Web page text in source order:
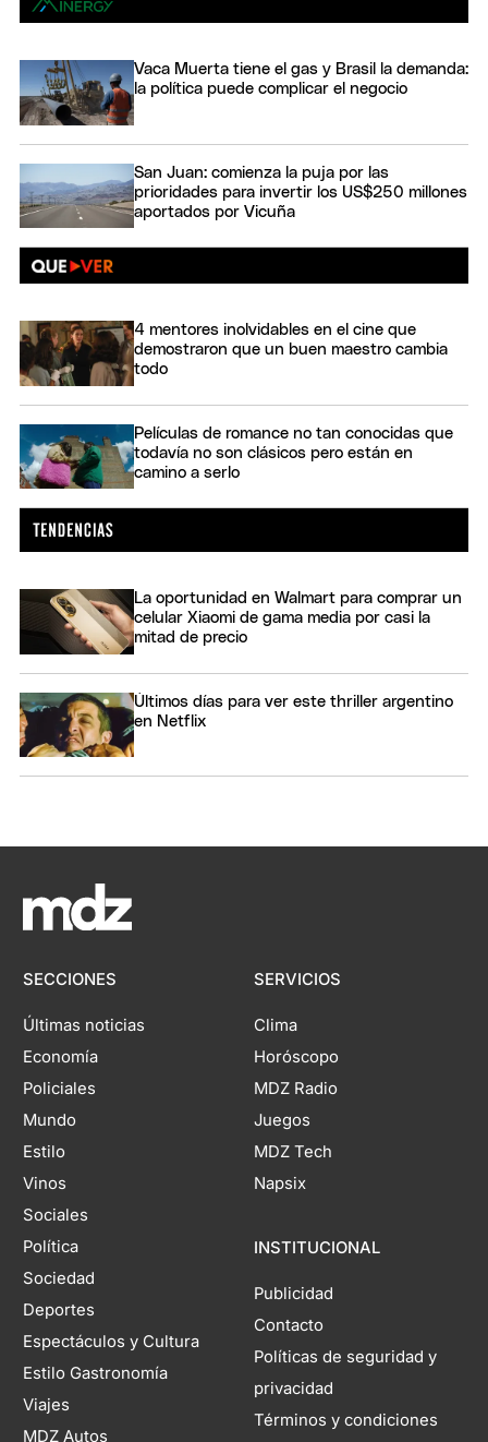
Vaca Muerta tiene el gas y Brasil la demanda:
la política puede complicar el negocio
San Juan: comienza la puja por las
prioridades para invertir los US$250 millones
aportados por Vicuña
4 mentores inolvidables en el cine que
demostraron que un buen maestro cambia
todo
Películas de romance no tan conocidas que
todavía no son clásicos pero están en
camino a serlo
La oportunidad en Walmart para comprar un
celular Xiaomi de gama media por casi la
mitad de precio
Últimos días para ver este thriller argentino
en Netflix
SECCIONES
Últimas noticias
Economía
Policiales
Mundo
Estilo
Vinos
Sociales
Política
Sociedad
Deportes
Espectáculos y Cultura
Estilo Gastronomía
Viajes
MDZ Autos
SERVICIOS
Clima
Horóscopo
MDZ Radio
Juegos
MDZ Tech
Napsix
INSTITUCIONAL
Publicidad
Contacto
Políticas de seguridad y
privacidad
Términos y condiciones